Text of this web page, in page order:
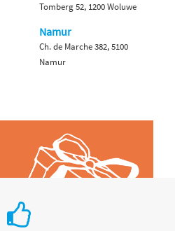
Tomberg 52, 1200 Woluwe
Namur
Ch. de Marche 382, 5100
Namur